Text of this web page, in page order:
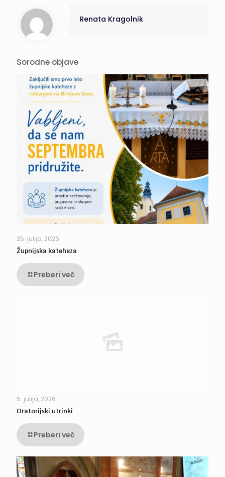
Renata Kragolnik
Sorodne objave
25. julija, 2026
Župnijska kateheza
Preberi več
5. julija, 2026
Oratorijski utrinki
Preberi več